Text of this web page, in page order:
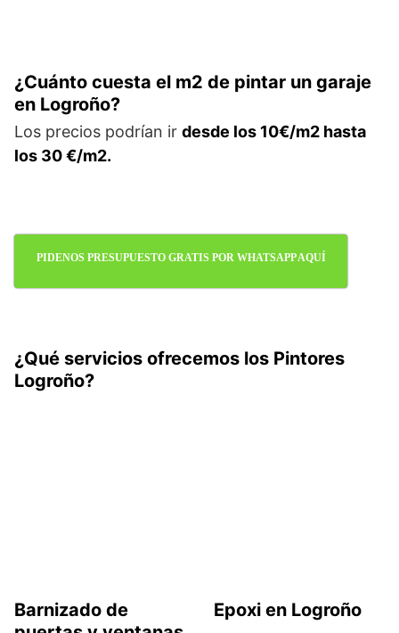
¿Cuánto cuesta el m2 de pintar un garaje
en Logroño?
Los precios podrían ir desde los 10€/m2 hasta
los 30 €/m2.
PIDENOS PRESUPUESTO GRATIS POR WHATSAPP AQUÍ
¿Qué servicios ofrecemos los Pintores
Logroño?
Barnizado de
Epoxi en Logroño